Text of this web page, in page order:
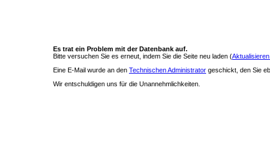
Es trat ein Problem mit der Datenbank auf.
Bitte versuchen Sie es erneut, indem Sie die Seite neu laden (
Eine E-Mail wurde an den Technischen Administrator geschickt, den Sie
Wir entschuldigen uns für die Unannehmlichkeiten.